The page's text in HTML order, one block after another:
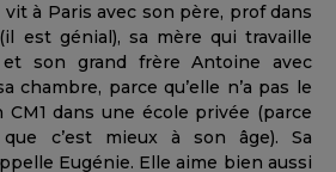
vit à Paris avec son père, prof dans
est génial), sa mère qui travaille
son grand frère Antoine avec
chambre, parce qu’elle n’a pas le
dans une école privée (parce
c’est mieux à son âge). Sa
Eugénie. Elle aime bien aussi